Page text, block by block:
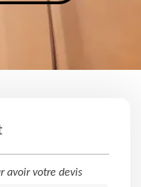
avoir votre devis